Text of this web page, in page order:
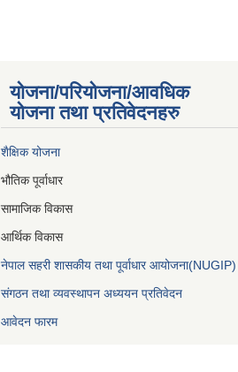
योजना/परियोजना/आवधिक
योजना तथा प्रतिवेदनहरु
शैक्षिक योजना
भौतिक पूर्वाधार
सामाजिक विकास
आर्थिक विकास
नेपाल सहरी शासकीय तथा पूर्वाधार आयोजना(NUGIP)
संगठन तथा व्यवस्थापन अध्ययन प्रतिवेदन
आवेदन फारम